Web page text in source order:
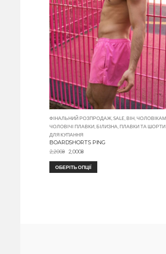
ФІНАЛЬНИЙ РОЗПРОДАЖ SALE ВІН ЧОЛОВІКАМ
ЧОЛОВІЧІ ПЛАВКИ БІЛИЗНА ПЛАВКИ ТА ШОРТИ
ДЛЯ КУПАННЯ
BOARDSHORTS PING
2,200₴ 2,000₴
ОБЕРІТЬ ОПЦІЇ